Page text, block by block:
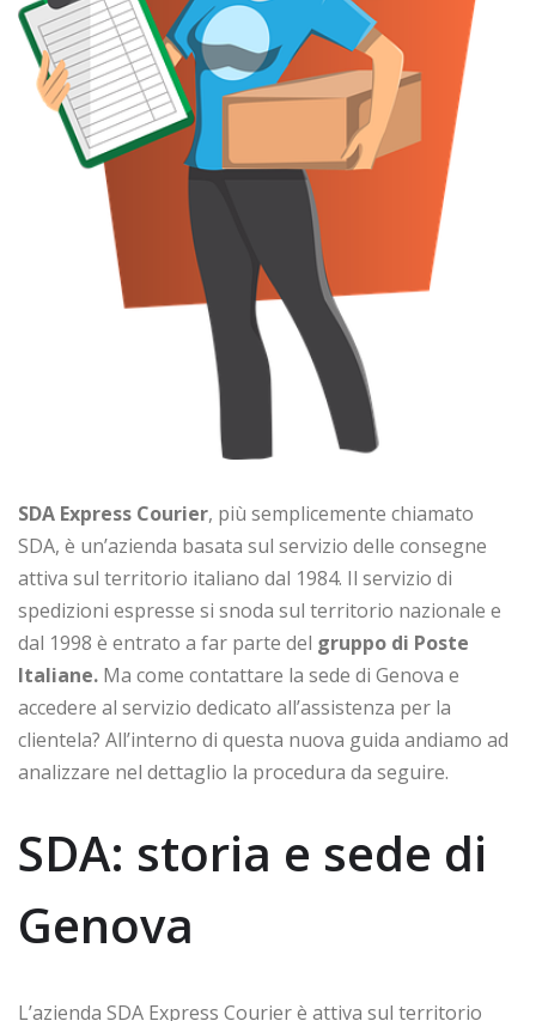
SDA Express Courier, più semplicemente chiamato
SDA, è un’azienda basata sul servizio delle consegne
attiva sul territorio italiano dal 1984. Il servizio di
spedizioni espresse si snoda sul territorio nazionale e
dal 1998 è entrato a far parte del gruppo di Poste
Italiane. Ma come contattare la sede di Genova e
accedere al servizio dedicato all’assistenza per la
clientela? All’interno di questa nuova guida andiamo ad
analizzare nel dettaglio la procedura da seguire.
SDA: storia e sede di
Genova
L’azienda SDA Express Courier è attiva sul territorio